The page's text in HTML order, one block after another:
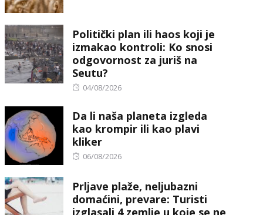
Politički plan ili haos koji je
izmakao kontroli: Ko snosi
odgovornost za juriš na
Seutu?
Posted
04/08/2026
Da li naša planeta izgleda
kao krompir ili kao plavi
kliker
Posted
06/08/2026
Prljave plaže, neljubazni
domaćini, prevare: Turisti